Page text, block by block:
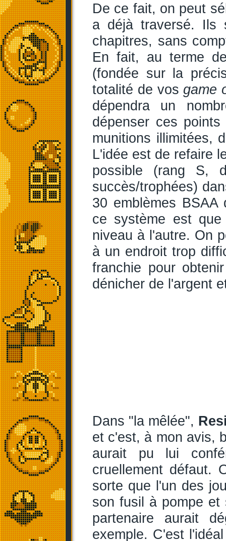
De ce fait, on peut
a déjà traversé. Ils
chapitres, sans
En fait, au terme
(fondée sur la
totalité de vos game
dépendra un
dépenser ces
munitions illimitées,
L'idée est de refaire
possible (rang S,
succès/trophées)
30 emblèmes
ce système est
niveau à l'autre. On
à un endroit trop
franchie pour
dénicher de l'argent
Dans "la mêlée",
et c'est, à mon avis,
aurait pu lui
cruellement défaut.
sorte que l'un des
son fusil à pompe et
partenaire aurait
exemple. C'est